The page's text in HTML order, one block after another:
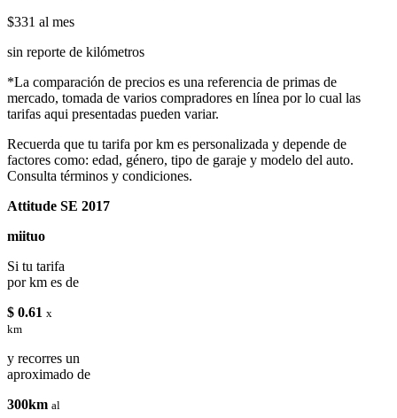
$331 al mes
sin reporte de kilómetros
*La comparación de precios es una referencia de primas de
mercado, tomada de varios compradores en línea por lo cual las
tarifas aqui presentadas pueden variar.
Recuerda que tu tarifa por km es personalizada y depende de
factores como: edad, género, tipo de garaje y modelo del auto.
Consulta términos y condiciones.
Attitude SE 2017
miituo
Si tu tarifa
por km es de
$ 0.61 x
km
y recorres un
aproximado de
300km al